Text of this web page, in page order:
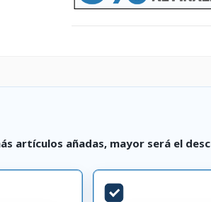
artículos añadas, mayor será el